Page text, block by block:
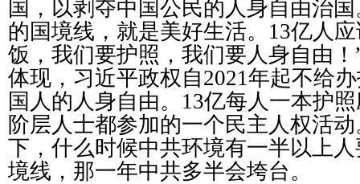
国，以剥夺中国公民的人身自由治
的国境线，就是美好生活。 13亿人
饭，我们要护照，我们要人身自由！
体现，习近平政权自2021年起不给
国人的人身自由。 13亿每人一本护
阶层人士都参加的一个民主人权活
下，什么时候中共环境有一半以上
境线，那一年中共多半会垮台。